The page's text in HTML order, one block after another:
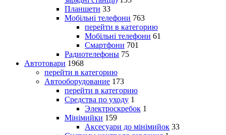
Планшети 33
Мобільні телефони 763
перейти в категорию
Мобільні телефони 61
Смартфони 701
Радиотелефоны 75
Автотовари 1968
перейти в категорию
Автооборудование 173
перейти в категорию
Средства по уходу 1
Электроскребок 1
Мінімийки 159
Аксесуари до мінімийок 33